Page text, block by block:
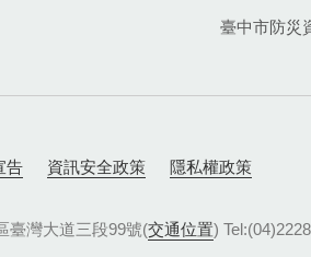
臺中市防災
告 資訊安全政策 隱私權政策
臺灣大道三段99號(交通位置)